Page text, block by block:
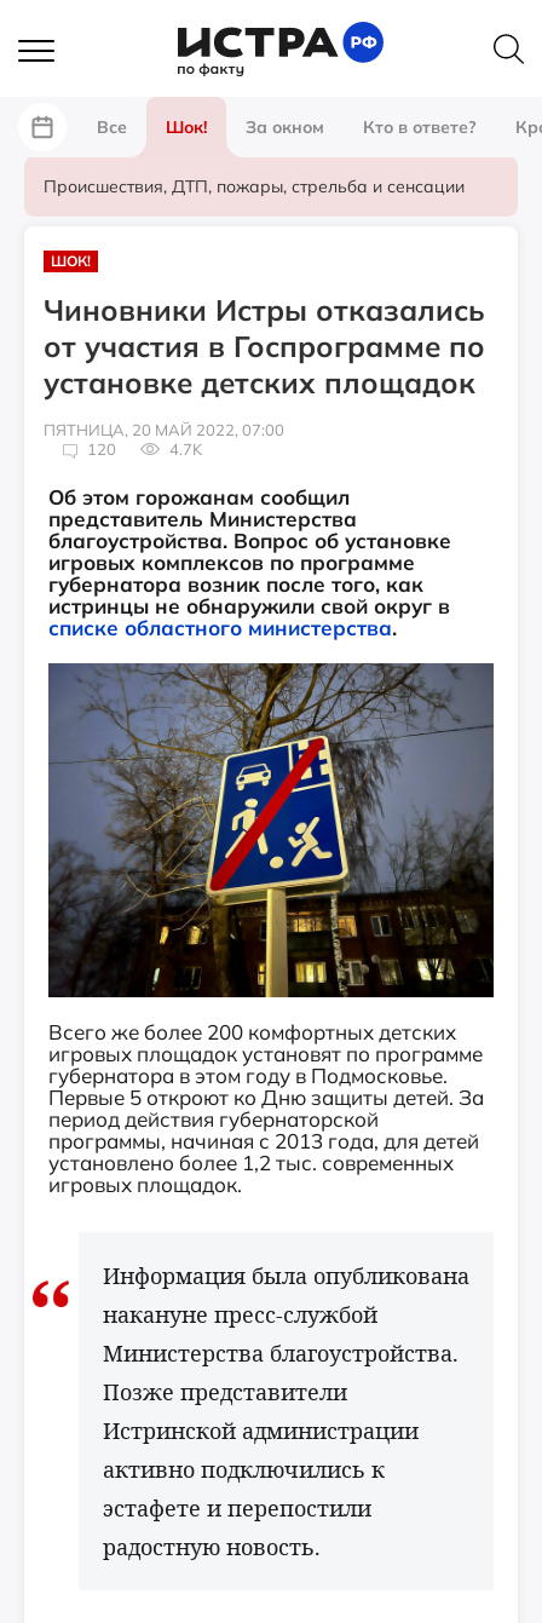
Все Шок! За окном Кто в ответе?
Происшествия, ДТП, пожары, стрельба и сенсации
ШОК!
Чиновники Истры отказались
от участия в Госпрограмме по
установке детских площадок
ПЯТНИЦА, 20 МАЙ 2022, 07:00
120
4.7K
Об этом горожанам сообщил
представитель Министерства
благоустройства. Вопрос об установке
игровых комплексов по программе
губернатора возник после того, как
истринцы не обнаружили свой округ в
списке областного министерства.
Всего же более 200 комфортных детских
игровых площадок установят по программе
губернатора в этом году в Подмосковье.
Первые 5 откроют ко Дню защиты детей. За
период действия губернаторской
программы, начиная с 2013 года, для детей
установлено более 1,2 тыс. современных
игровых площадок.
Информация была опубликована
накануне пресс-службой
Министерства благоустройства.
Позже представители
Истринской администрации
активно подключились к
эстафете и перепостили
радостную новость.